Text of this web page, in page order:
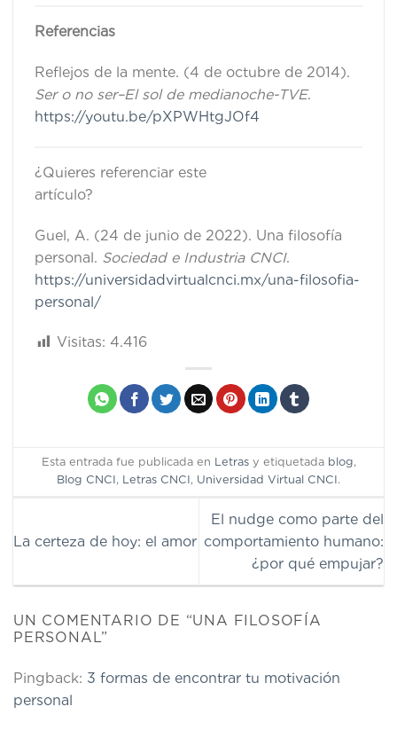
Referencias
Reflejos de la mente. (4 de octubre de 2014).
Ser o no ser–El sol de medianoche-TVE.
https://youtu.be/pXPWHtgJOf4
¿Quieres referenciar este
Guel, A. (24 de junio de 2022). Una filosofía
personal. Sociedad e Industria CNCI.
https://universidadvirtualcnci.mx/una-filosofia-
personal/
Visitas: 4.416
Esta entrada fue publicada en Letrasy etiquetada blog,
Blog CNCI, Letras CNCI, Universidad Virtual CNCI.
La certeza de hoy: el amor
El nudge como parte del
comportamiento humano:
¿por qué empujar?
UN COMENTARIO DE “UNA FILOSOFÍA
PERSONAL”
Pingback: 3 formas de encontrar tu motivación
personal